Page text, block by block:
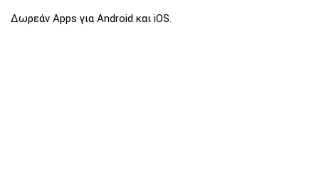
Δωρεάν Apps για Android και iOS.